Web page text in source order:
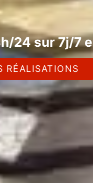
24 sur 7j/7
RÉALISATIONS